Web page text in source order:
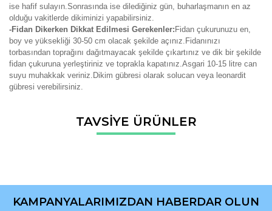
ise hafif sulayın.Sonrasında ise dilediğiniz gün, buharlaşmanın en az
olduğu vakitlerde dikiminizi yapabilirsiniz.
-Fidan Dikerken Dikkat Edilmesi Gerekenler: Fidan çukurunuzu en,
boy ve yüksekliği 30-50 cm olacak şekilde açınız.Fidanınızı
torbasından toprağını dağıtmayacak şekilde çıkartınız ve dik bir şekilde
fidan çukuruna yerleştiriniz ve toprakla kapatınız.Asgari 10-15 litre can
suyu muhakkak veriniz.Dikim gübresi olarak solucan veya leonardit
gübresi verebilirsiniz.
Bu ürüne ilk yorumu siz yapın!
Bu ürünün fiyat bilgisi, resim, ürün açıklamalarında ve diğer
konularda yetersiz gördüğünüz noktaları öneri formunu
Ürün açıklamasında eksik bilgiler bulunuyor.
TAVSİYE ÜRÜNLER
KAMPANYALARIMIZDAN HABERDAR OLUN